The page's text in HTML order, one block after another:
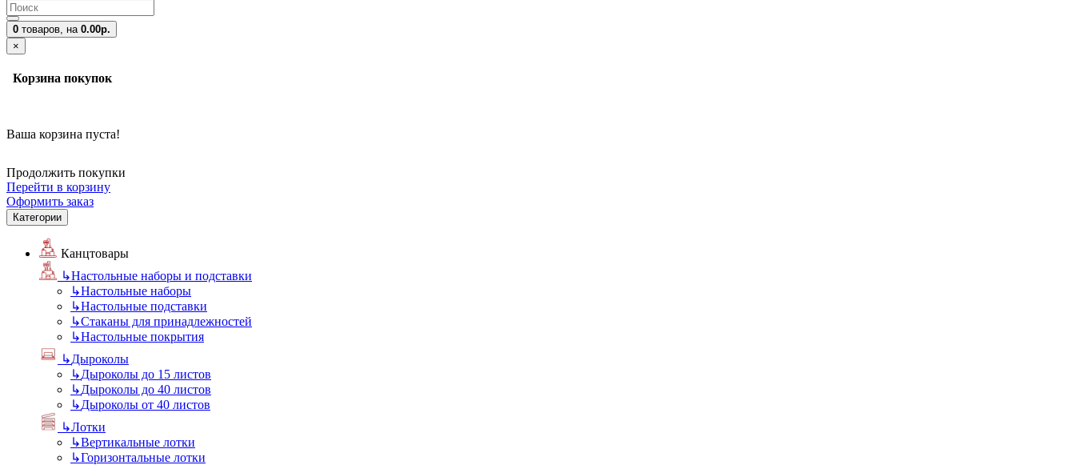
0 товаров, на 0.00р.
×
Корзина покупок
Ваша корзина пуста!
Продолжить покупки
Перейти в корзину
Оформить заказ
Категории
Канцтовары
↳Настольные наборы и подставки
↳Настольные наборы
↳Настольные подставки
↳Стаканы для принадлежностей
↳Настольные покрытия
↳Дыроколы
↳Дыроколы до 15 листов
↳Дыроколы до 40 листов
↳Дыроколы от 40 листов
↳Лотки
↳Вертикальные лотки
↳Горизонтальные лотки